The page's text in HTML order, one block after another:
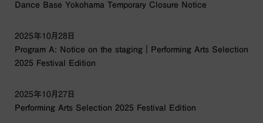
Dance Base Yokohama Temporary Closure Notice
2025年10月28日
Program A: Notice on the staging｜Performing Arts Selection
2025 Festival Edition
2025年10月27日
Performing Arts Selection 2025 Festival Edition